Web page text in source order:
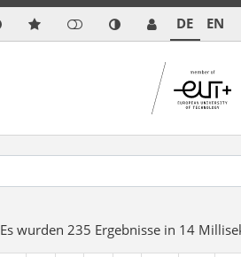
DE EN
Es wurden 235 Ergebnisse in 14